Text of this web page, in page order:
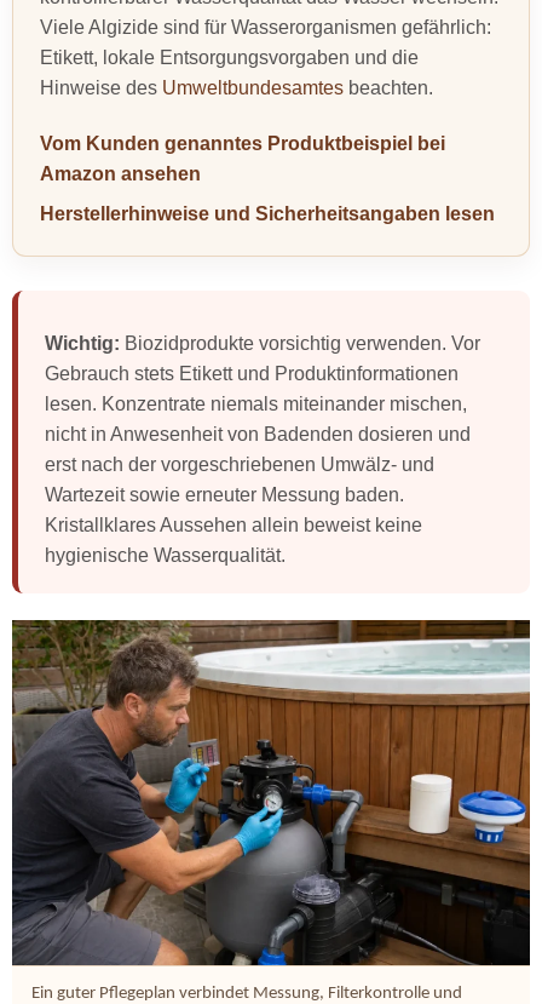
Viele Algizide sind für Wasserorganismen gefährlich:
Etikett, lokale Entsorgungsvorgaben und die
Hinweise des Umweltbundesamtes beachten.
Vom Kunden genanntes Produktbeispiel bei
Amazon ansehen
Herstellerhinweise und Sicherheitsangaben lesen
Wichtig: Biozidprodukte vorsichtig verwenden. Vor
Gebrauch stets Etikett und Produktinformationen
lesen. Konzentrate niemals miteinander mischen,
nicht in Anwesenheit von Badenden dosieren und
erst nach der vorgeschriebenen Umwälz- und
Wartezeit sowie erneuter Messung baden.
Kristallklares Aussehen allein beweist keine
hygienische Wasserqualität.
Ein guter Pflegeplan verbindet Messung, Filterkontrolle und